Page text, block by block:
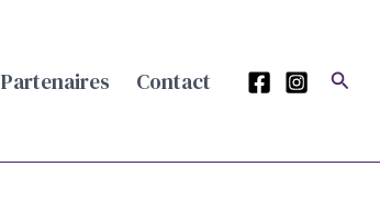
Partenaires Contact